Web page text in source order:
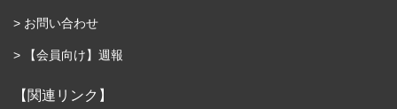
お問い合わせ
【会員向け】週報
【関連リンク】